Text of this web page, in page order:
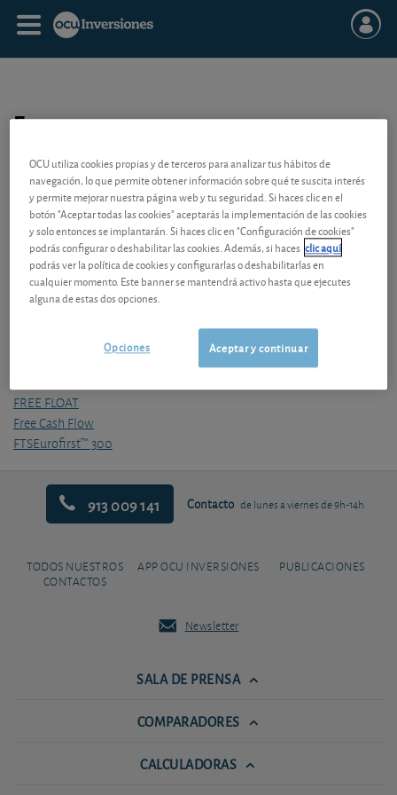
F
FIAMM
FIM
FLUJO DE CAJA
FLUJO DE CAJA NETO
FLUJO DE CAJA CORRIENTE
FOLLETO DE EMISIÓN
FONDO DE INVERSIÓN
FONDO DE COMERCIO
FONDO DE GARANTÍA DE INVERSIÓN
FREE FLOAT
Free Cash Flow
FTSEurofirst™ 300
913 009 141 Contacto de lunes a viernes de 9h-14h
TODOS NUESTROS
CONTACTOS
APP OCU INVERSIONES PUBLICACIONES
Newsletter
SALA DE PRENSA
COMPARADORES
CALCULADORAS
OCU utiliza cookies propias y de terceros para analizar tus hábitos de
navegación, lo que permite obtener información sobre qué te suscita interés
y permite mejorar nuestra página web y tu seguridad. Si haces clic en el
botón "Aceptar todas las cookies" aceptarás la implementación de las cookies
y solo entonces se implantarán. Si haces clic en "Configuración de cookies"
podrás configurar o deshabilitar las cookies. Además, si haces clic aquí
podrás ver la política de cookies y configurarlas o deshabilitarlas en
cualquier momento. Este banner se mantendrá activo hasta que ejecutes
alguna de estas dos opciones.
Aceptar y continuar
Opciones